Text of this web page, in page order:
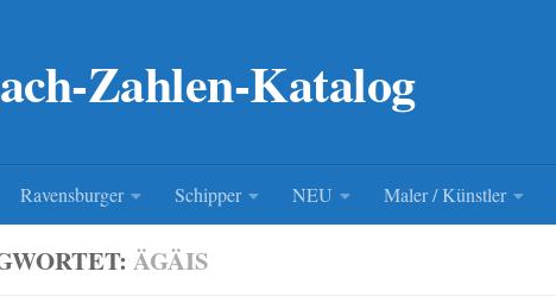
Zahlen-Katalog
Ravensburger Schipper NEU Maler / Künstler
ÄGÄIS